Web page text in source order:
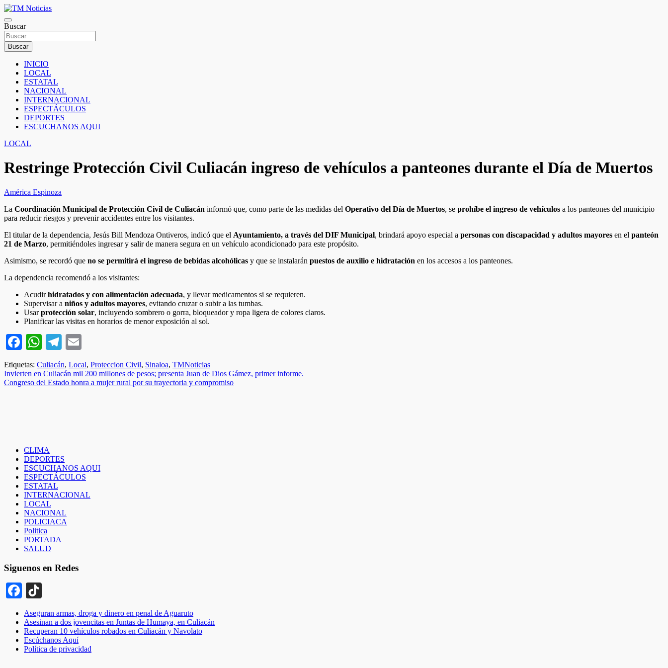
Saltar
al
contenido
TM Noticias
TM Noticias
Buscar
Buscar
INICIO
LOCAL
ESTATAL
NACIONAL
INTERNACIONAL
ESPECTÁCULOS
DEPORTES
ESCUCHANOS AQUI
LOCAL
Restringe Protección Civil Culiacán ingreso de vehículos a panteones durante el Día de Muertos
América Espinoza
La Coordinación Municipal de Protección Civil de Culiacán informó que, como parte de las medidas del Operativo del Día de Muertos, se prohíbe el ingreso de vehículos a los panteones del municipio
para reducir riesgos y prevenir accidentes entre los visitantes.
El titular de la dependencia, Jesús Bill Mendoza Ontiveros, indicó que el Ayuntamiento, a través del DIF Municipal, brindará apoyo especial a personas con discapacidad y adultos mayores en el panteón
21 de Marzo, permitiéndoles ingresar y salir de manera segura en un vehículo acondicionado para este propósito.
Asimismo, se recordó que no se permitirá el ingreso de bebidas alcohólicas y que se instalarán puestos de auxilio e hidratación en los accesos a los panteones.
La dependencia recomendó a los visitantes:
Acudirhidratados y con alimentación adecuada, y llevar medicamentos si se requieren.
Supervisar a niños y adultos mayores, evitando cruzar o subir a las tumbas.
Usarprotección solar, incluyendo sombrero o gorra, bloqueador y ropa ligera de colores claros.
Planificar las visitas en horarios de menor exposición al sol.
Facebook
WhatsApp
Telegram
Etiquetas: Culiacán, Local, Proteccion Civil, Sinaloa, TMNoticias
Navegación
de
Invierten en Culiacán mil 200 millones de pesos; presenta Juan de Dios Gámez, primer informe.
Congreso del Estado honra a mujer rural por su trayectoria y compromiso
CLIMA
DEPORTES
ESCUCHANOS AQUI
ESPECTÁCULOS
ESTATAL
INTERNACIONAL
LOCAL
NACIONAL
POLICIACA
Politica
PORTADA
SALUD
Siguenos en Redes
Facebook
Aseguran armas, droga y dinero en penal de Aguaruto
Asesinan a dos jovencitas en Juntas de Humaya, en Culiacán
Recuperan 10 vehículos robados en Culiacán y Navolato
Escúchanos Aquí
Política de privacidad